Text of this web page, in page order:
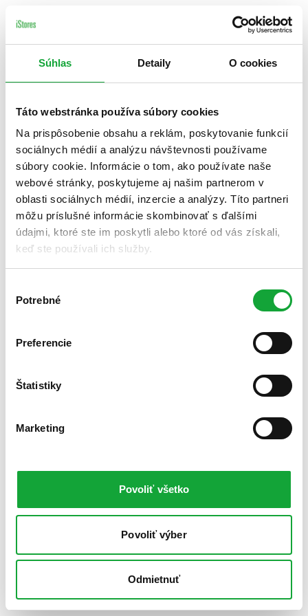
Súhlas Detaily O cookies
Táto webstránka používa súbory cookies
Na prispôsobenie obsahu a reklám, poskytovanie funkcií
sociálnych médií a analýzu návštevnosti používame
súbory cookie. Informácie o tom, ako používate naše
webové stránky, poskytujeme aj našim partnerom v
oblasti sociálnych médií, inzercie a analýzy. Títo partneri
môžu príslušné informácie skombinovať s ďalšími
údajmi, ktoré ste im poskytli alebo ktoré od vás získali,
keď ste používali ich služby.
súhlasu
Potrebné
Preferencie
Štatistiky
Marketing
Povoliť všetko
Povoliť výber
Odmietnuť